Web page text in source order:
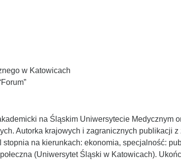
w Katowicach
na Śląskim Uniwersytecie Medycznym
Autorka krajowych i zagranicznych publikacji
na kierunkach: ekonomia, specjalność:
(Uniwersytet Śląski w Katowicach).